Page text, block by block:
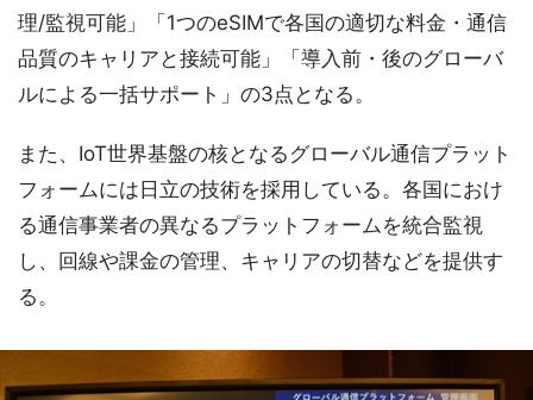
理/監視可能」「1つのeSIMで各国の適切な料金・通信
品質のキャリアと接続可能」「導入前・後のグローバ
ルによる一括サポート」の3点となる。
また、IoT世界基盤の核となるグローバル通信プラット
フォームには日立の技術を採用している。各国におけ
る通信事業者の異なるプラットフォームを統合監視
し、回線や課金の管理、キャリアの切替などを提供す
る。